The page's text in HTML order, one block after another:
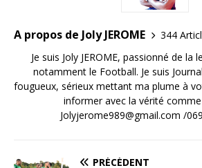
A propos de Joly JEROME
344
Je suis Joly JEROME, passionné de la
notamment le Football. Je suis
fougueux, sérieux mettant ma plume à
informer avec la vérité
Jolyjerome989@gmail.com /
PRÉCÉDENT